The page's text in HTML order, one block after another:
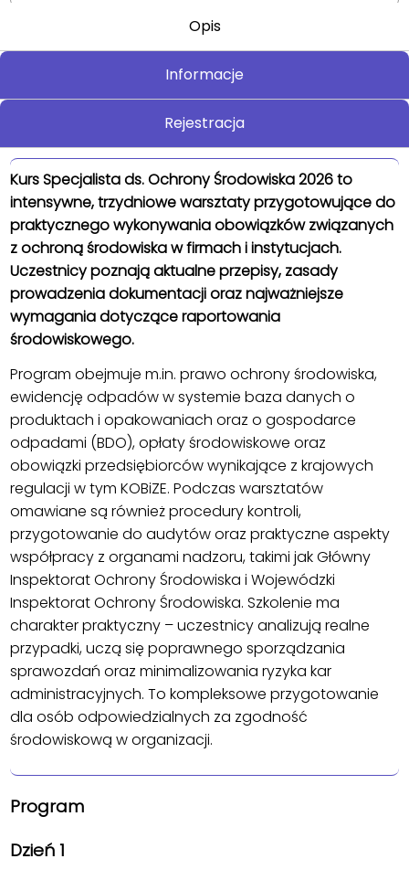
Opis
Informacje
Rejestracja
Kurs Specjalista ds. Ochrony Środowiska 2026 to
intensywne, trzydniowe warsztaty przygotowujące do
praktycznego wykonywania obowiązków związanych
z ochroną środowiska w firmach i instytucjach.
Uczestnicy poznają aktualne przepisy, zasady
prowadzenia dokumentacji oraz najważniejsze
wymagania dotyczące raportowania
środowiskowego.
Program obejmuje m.in. prawo ochrony środowiska,
ewidencję odpadów w systemie baza danych o
produktach i opakowaniach oraz o gospodarce
odpadami (BDO), opłaty środowiskowe oraz
obowiązki przedsiębiorców wynikające z krajowych
regulacji w tym KOBiZE. Podczas warsztatów
omawiane są również procedury kontroli,
przygotowanie do audytów oraz praktyczne aspekty
współpracy z organami nadzoru, takimi jak Główny
Inspektorat Ochrony Środowiska i Wojewódzki
Inspektorat Ochrony Środowiska. Szkolenie ma
charakter praktyczny – uczestnicy analizują realne
przypadki, uczą się poprawnego sporządzania
sprawozdań oraz minimalizowania ryzyka kar
administracyjnych. To kompleksowe przygotowanie
dla osób odpowiedzialnych za zgodność
środowiskową w organizacji.
Program
Dzień 1